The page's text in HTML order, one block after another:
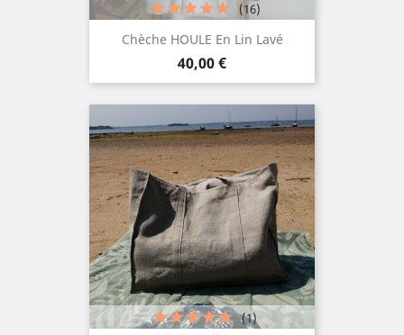
Chèche HOULE En Lin Lavé
Prix
40,00 €
(16)
(1)